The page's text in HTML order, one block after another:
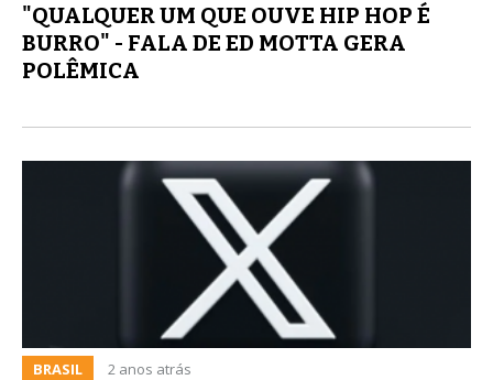
"QUALQUER UM QUE OUVE HIP HOP É
BURRO" - FALA DE ED MOTTA GERA
POLÊMICA
BRASIL 2 anos atrás